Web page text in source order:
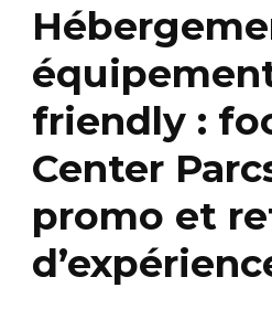
friendly :
Center
promo et